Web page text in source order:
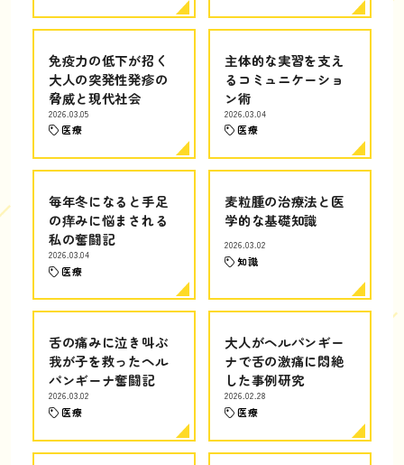
免疫力の低下が招く
大人の突発性発疹の
脅威と現代社会
2026.03.05
医療
主体的な実習を支え
るコミュニケーショ
ン術
2026.03.04
医療
毎年冬になると手足
の痒みに悩まされる
私の奮闘記
2026.03.04
医療
麦粒腫の治療法と医
学的な基礎知識
2026.03.02
知識
舌の痛みに泣き叫ぶ
我が子を救ったヘル
パンギーナ奮闘記
2026.03.02
医療
大人がヘルパンギー
ナで舌の激痛に悶絶
した事例研究
2026.02.28
医療